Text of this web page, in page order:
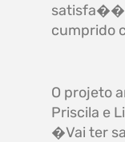
cumprido
O projeto
Priscila e
�Vai ter